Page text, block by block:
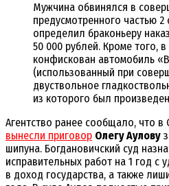
Мужчина обвинялся в
предусмотренного частью 2
определил браконьеру
50 000 рублей. Кроме того, в
конфискован автомобиль
(использованный при
двуствольное
из которого был произведен
Агентство ранее сообщало, что в
вынесли приговор Олегу Аулову
шипуна. Богдановичский суд
исправительных работ на 1 год с
в доход государства, а также